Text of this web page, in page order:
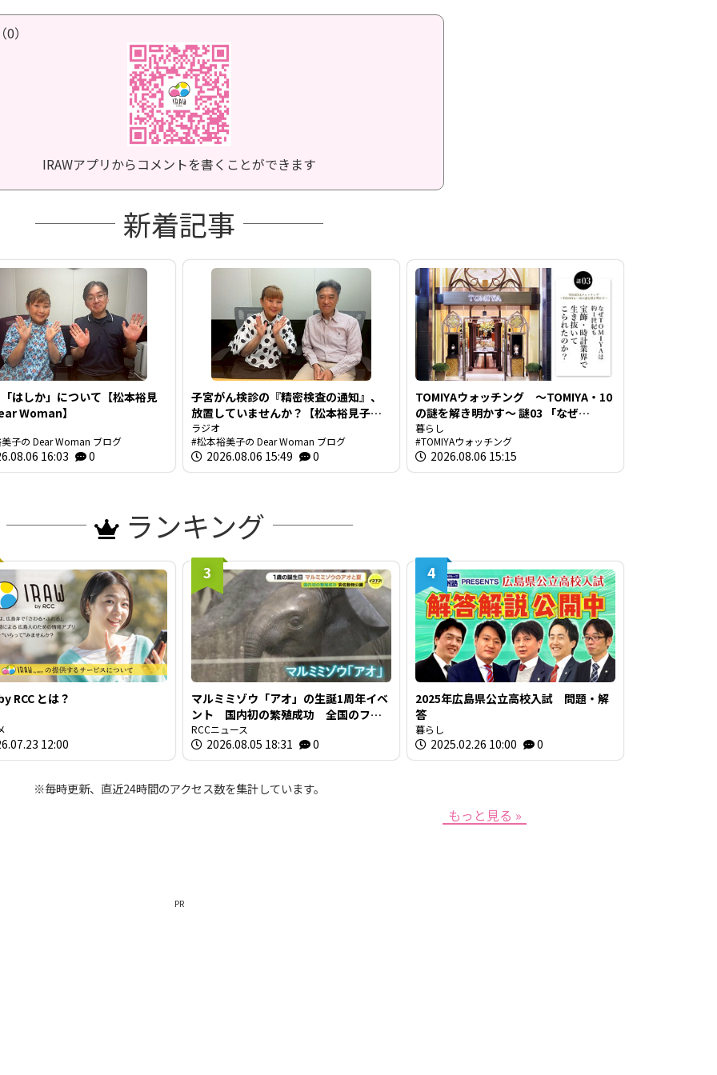
）
IRAWアプリからコメントを書くことができます
新着記事
はしか」について【松本裕見
Woman】
子の Dear Woman ブログ
16:03 0
子宮がん検診の『精密検査の通知』、
放置していませんか？【松本裕見子の
Dear Woman】
ラジオ
松本裕美子の Dear Woman ブログ
2026.08.06 15:49 0
TOMIYAウォッチング ～TOMIYA・10
の謎を解き明かす～ 謎03 「なぜ
TOMIYAは約1世紀も宝飾・時計業界で
生き抜いてこられたのか？」
暮らし
TOMIYAウォッチング
2026.08.06 15:15
ランキング
RCC とは？
12:00
3
マルミミゾウ「アオ」の生誕1周年イベ
ント 国内初の繁殖成功 全国のファ
ンによる「思い出の一枚」も展示 広
島・安佐動物公園
RCCニュース
2026.08.05 18:31 0
4
2025年広島県公立高校入試 問題・解
答
暮らし
2025.02.26 10:00 0
※毎時更新、直近24時間のアクセス数を集計しています。
もっと見る »
PR